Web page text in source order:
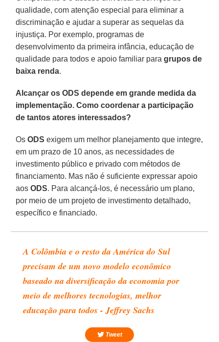
qualidade, com atenção especial para eliminar a
discriminação e ajudar a superar as sequelas da
injustiça. Por exemplo, programas de
desenvolvimento da primeira infância, educação de
qualidade para todos e apoio familiar paragrupos de
baixa renda.
Alcançar os ODS depende em grande medida da
implementação. Como coordenar a participação
de tantos atores interessados?
OsODS exigem um melhor planejamento que integre,
em um prazo de 10 anos, as necessidades de
investimento público e privado com métodos de
financiamento. Mas não é suficiente expressar apoio
aosODS. Para alcançá-los, é necessário um plano,
por meio de um projeto de investimento detalhado,
específico e financiado.
A Colômbia e o resto da América do Sul
precisam de um novo modelo econômico
baseado na diversificação da economia por
meio de melhores tecnologias, melhor
educação para todos - Jeffrey Sachs
Tweet